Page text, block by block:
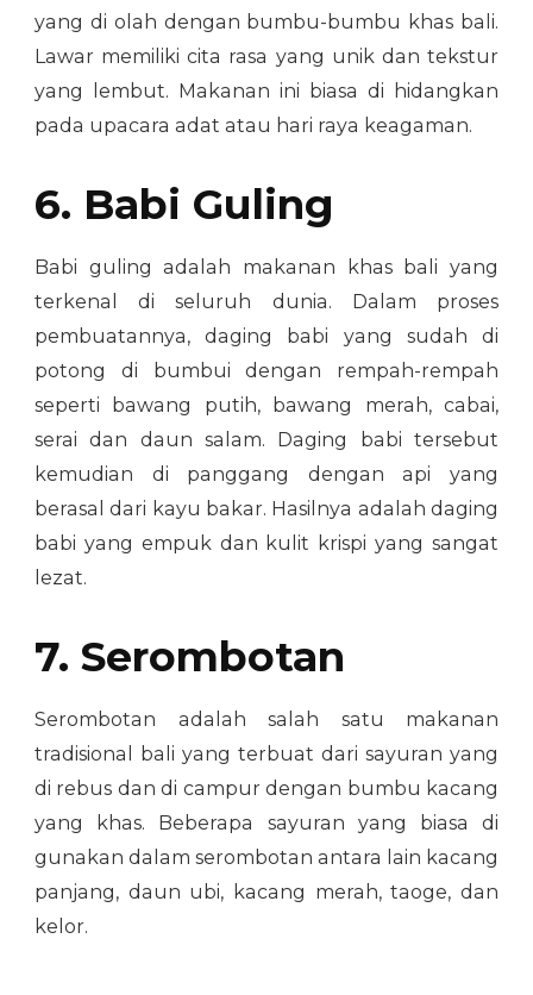
yang di olah dengan bumbu-bumbu khas bali.
Lawar memiliki cita rasa yang unik dan tekstur
yang lembut. Makanan ini biasa di hidangkan
pada upacara adat atau hari raya keagaman.
6. Babi Guling
Babi guling adalah makanan khas bali yang
terkenal di seluruh dunia. Dalam proses
pembuatannya, daging babi yang sudah di
potong di bumbui dengan rempah-rempah
seperti bawang putih, bawang merah, cabai,
serai dan daun salam. Daging babi tersebut
kemudian di panggang dengan api yang
berasal dari kayu bakar. Hasilnya adalah daging
babi yang empuk dan kulit krispi yang sangat
lezat.
7. Serombotan
Serombotan adalah salah satu makanan
tradisional bali yang terbuat dari sayuran yang
di rebus dan di campur dengan bumbu kacang
yang khas. Beberapa sayuran yang biasa di
gunakan dalam serombotan antara lain kacang
panjang, daun ubi, kacang merah, taoge, dan
kelor.